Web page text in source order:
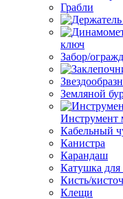
Грабли
ключ
Забор/
Земляной
Инструмент
Кабельный
Канистра
Карандаш
Катушка для
Кисть/
Клещи